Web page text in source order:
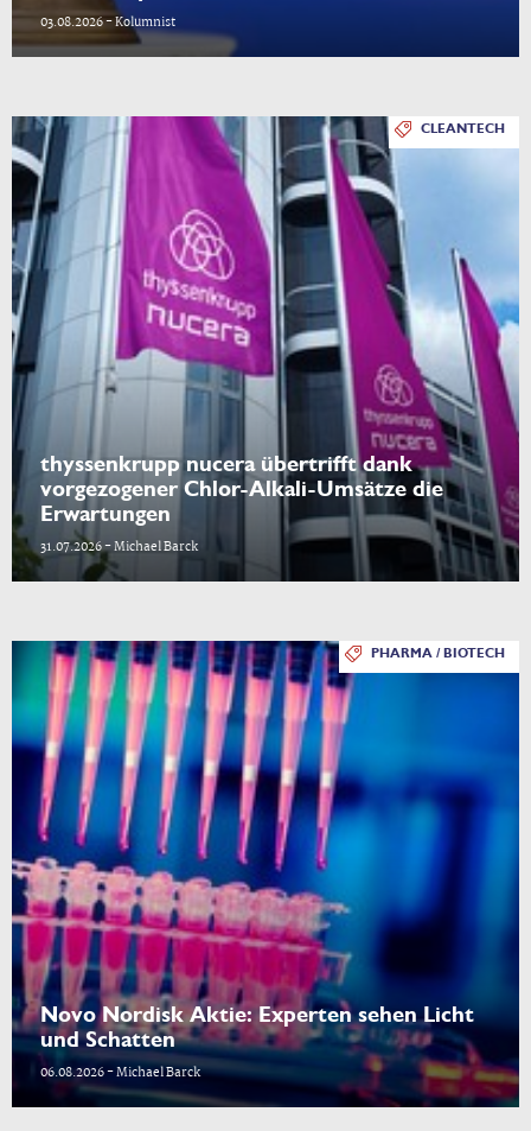
03.08.2026 - Kolumnist
CLEANTECH
thyssenkrupp nucera übertrifft dank
vorgezogener Chlor-Alkali-Umsätze die
Erwartungen
31.07.2026 - Michael Barck
PHARMA / BIOTECH
Novo Nordisk Aktie: Experten sehen Licht
und Schatten
06.08.2026 - Michael Barck